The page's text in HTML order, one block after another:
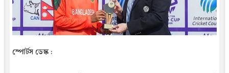
স্পোর্টস ডেস্ক :